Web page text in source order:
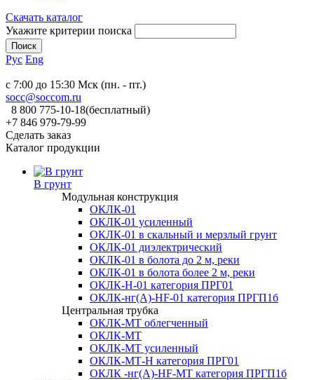
Скачать каталог
Укажите критерии поиска
Рус Eng
c 7:00 до 15:30 Мск (пн. - пт.)
socc@soccom.ru
8 800 775-10-18(бесплатный)
+7 846 979-79-99
Сделать заказ
Каталог продукции
В грунт
Модульная конструкция
ОКЛК-01
ОКЛК-01 усиленный
ОКЛК-01 в скальный и мерзлый грунт
ОКЛК-01 диэлектрический
ОКЛК-01 в болота до 2 м, реки
ОКЛК-01 в болота более 2 м, реки
ОКЛК-Н-01 категория ПРГ01
ОКЛК-нг(А)-HF-01 категория ПРГП1б
Центральная трубка
ОКЛК-МТ облегченный
ОКЛК-МТ
ОКЛК-МТ усиленный
ОКЛК-МТ-Н категория ПРГ01
ОКЛК -нг(А)-HF-МТ категория ПРГП1б